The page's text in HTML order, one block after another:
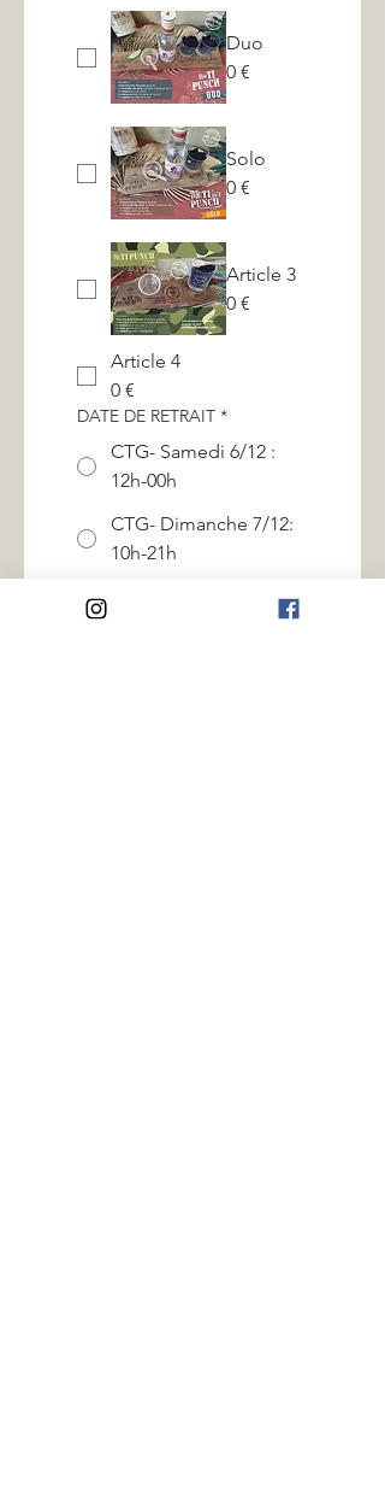
Duo
0 €
Solo
0 €
Article 3
0 €
Article 4
0 €
DATE DE RETRAIT *
CTG- Samedi 6/12 :
12h-00h
CTG- Dimanche 7/12:
10h-21h
Parking Montjoly 2 -
Mardi 9 décembre de